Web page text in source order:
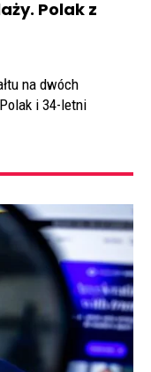
Polak z
na dwóch
i 34-letni